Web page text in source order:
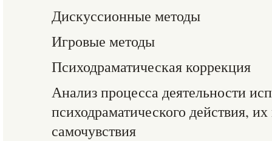
Дискуссионные методы
Игровые методы
Психодраматическая коррекция
Анализ процесса деятельности
психодраматического действия,
самочувствия